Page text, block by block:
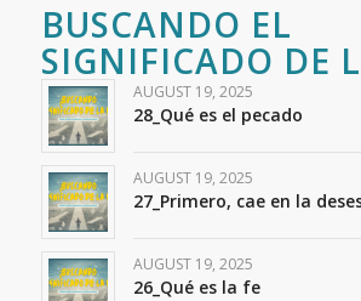
BUSCANDO EL
SIGNIFICADO DE
AUGUST 19, 2025
28_Qué es el pecado
AUGUST 19, 2025
27_Primero, cae en la
AUGUST 19, 2025
26_Qué es la fe